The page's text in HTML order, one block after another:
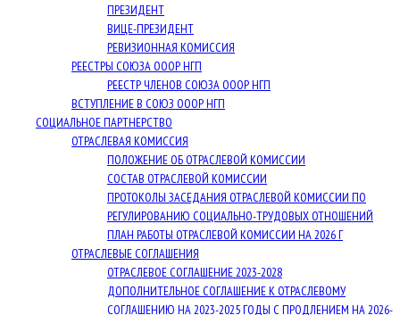
ПРЕЗИДЕНТ
ВИЦЕ-ПРЕЗИДЕНТ
РЕВИЗИОННАЯ КОМИССИЯ
РЕЕСТРЫ СОЮЗА ОООР НГП
РЕЕСТР ЧЛЕНОВ СОЮЗА ОООР НГП
ВСТУПЛЕНИЕ В СОЮЗ ОООР НГП
СОЦИАЛЬНОЕ ПАРТНЕРСТВО
ОТРАСЛЕВАЯ КОМИССИЯ
ПОЛОЖЕНИЕ ОБ ОТРАСЛЕВОЙ КОМИССИИ
СОСТАВ ОТРАСЛЕВОЙ КОМИССИИ
ПРОТОКОЛЫ ЗАСЕДАНИЯ ОТРАСЛЕВОЙ КОМИССИИ ПО
РЕГУЛИРОВАНИЮ СОЦИАЛЬНО-ТРУДОВЫХ ОТНОШЕНИЙ
ПЛАН РАБОТЫ ОТРАСЛЕВОЙ КОМИССИИ НА 2026 Г
ОТРАСЛЕВЫЕ СОГЛАШЕНИЯ
ОТРАСЛЕВОЕ СОГЛАШЕНИЕ 2023-2028
ДОПОЛНИТЕЛЬНОЕ СОГЛАШЕНИЕ К ОТРАСЛЕВОМУ
СОГЛАШЕНИЮ НА 2023-2025 ГОДЫ С ПРОДЛЕНИЕМ НА 2026-